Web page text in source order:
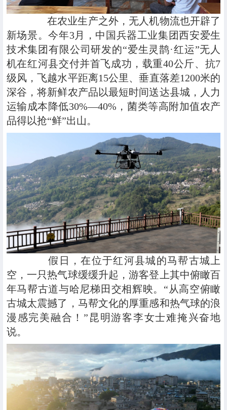
在农业生产之外，无人机物流也开辟了
新场景。今年3月，中国兵器工业集团西安爱生
技术集团有限公司研发的“爱生灵鹊·红运”无人
机在红河县交付并首飞成功，载重40公斤、抗7
级风，飞越水平距离15公里、垂直落差1200米的
深谷，将新鲜农产品以最短时间送达县城，人力
运输成本降低30%—40%，菌类等高附加值农产
品得以抢“鲜”出山。
假日，在位于红河县城的马帮古城上
空，一只热气球缓缓升起，游客登上其中俯瞰百
年马帮古道与哈尼梯田交相辉映。“从高空俯瞰
古城太震撼了，马帮文化的厚重感和热气球的浪
漫感完美融合！”昆明游客李女士难掩兴奋地
说。